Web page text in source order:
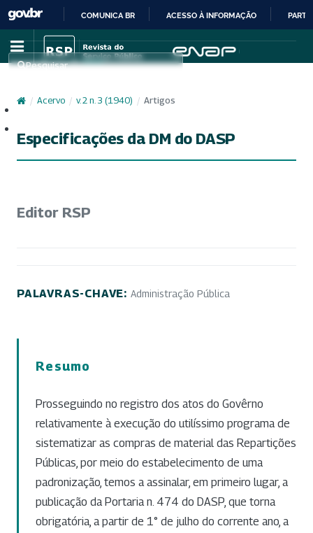
IR
PARA
CONTEÚDO
COMUNICA BR ACESSO À INFORMAÇÃO
Pesquisar
/ Acervo / v. 2 n. 3 (1940) / Artigos
Especificações da DM do DASP
Editor RSP
PALAVRAS-CHAVE: Administração Pública
Resumo
Prosseguindo no registro dos atos do Govêrno
relativamente à execução do utilíssimo programa de
sistematizar as compras de material das Repartições
Públicas, por meio do estabelecimento de uma
padronização, temos a assinalar, em primeiro lugar, a
publicação da Portaria n. 474 do DASP, que torna
obrigatória, a partir de 1° de julho do corrente ano, a